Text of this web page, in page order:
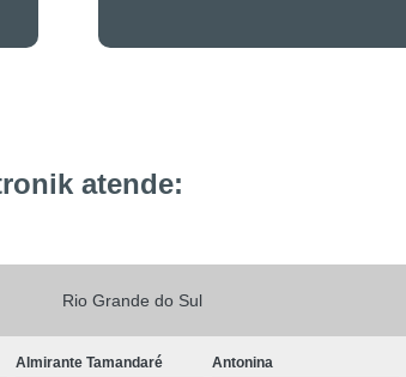
atende:
Rio Grande do Sul
Almirante Tamandaré Antonina